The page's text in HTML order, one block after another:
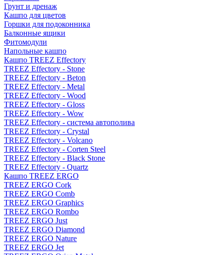
Грунт и дренаж
Кашпо для цветов
Горшки для подоконника
Балконные ящики
Фитомодули
Напольные кашпо
Кашпо TREEZ Effectory
TREEZ Effectory - Stone
TREEZ Effectory - Beton
TREEZ Effectory - Metal
TREEZ Effectory - Wood
TREEZ Effectory - Gloss
TREEZ Effectory - Wow
TREEZ Effectory - система автополива
TREEZ Effectory - Crystal
TREEZ Effectory - Volcano
TREEZ Effectory - Corten Steel
TREEZ Effectory - Black Stone
TREEZ Effectory - Quartz
Кашпо TREEZ ERGO
TREEZ ERGO Cork
TREEZ ERGO Comb
TREEZ ERGO Graphics
TREEZ ERGO Rombo
TREEZ ERGO Just
TREEZ ERGO Diamond
TREEZ ERGO Nature
TREEZ ERGO Jet